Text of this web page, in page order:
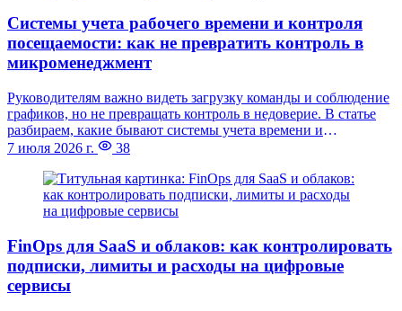
Системы учета рабочего времени и контроля
посещаемости: как не превратить контроль в
микроменеджмент
Руководителям важно видеть загрузку команды и соблюдение
графиков, но не превращать контроль в недоверие. В статье
разбираем, какие бывают системы учета времени и
посещаемости, чем отличается аналитика от
7 июля 2026 г. 38
FinOps для SaaS и облаков: как контролировать
подписки, лимиты и расходы на цифровые
сервисы